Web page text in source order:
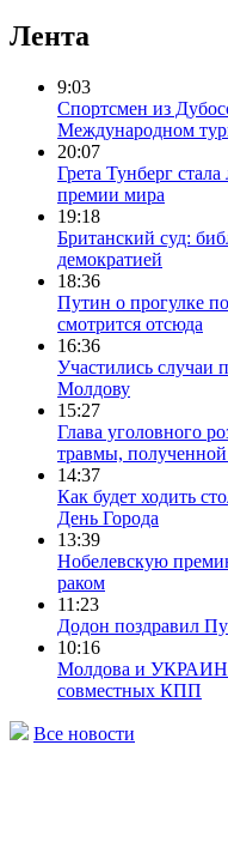
Лента
9:03
Спортсмен из
Международном
20:07
Грета Тунберг
премии мира
19:18
Британский суд:
демократией
18:36
Путин о прогулке
смотрится отсюда
16:36
Участились случаи
Молдову
15:27
Глава уголовного
травмы,
14:37
Как будет ходить
День Города
13:39
Нобелевскую
раком
11:23
Додон поздравил
10:16
Молдова и
совместных КПП
Все новости